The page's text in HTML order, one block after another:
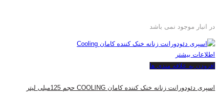
در انبار موجود نمی باشد
اطلاعات بیشتر
افزودن به علاقه مندی ها
اسپری دئودورانت زنانه خنک کننده کامان COOLING حجم 125میلی لیتر